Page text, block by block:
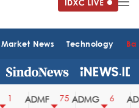
Market News Technology
ADMF
75 ADMG